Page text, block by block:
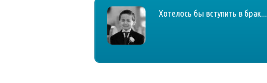
Хотелось бы вступить в